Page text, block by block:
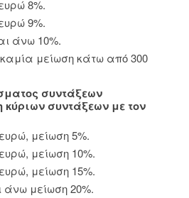
8%.
9%.
άνω 10%.
μείωση κάτω από 300
συντάξεων
συντάξεων με τον
μείωση 5%.
μείωση 10%.
μείωση 15%.
άνω μείωση 20%.